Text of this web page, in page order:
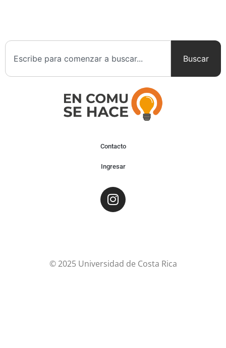
Buscar
Contacto
Ingresar
© 2025 Universidad de Costa Rica